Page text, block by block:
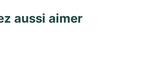
aussi aimer